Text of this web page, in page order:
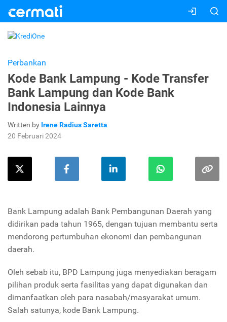
Perbankan
Kode Bank Lampung - Kode Transfer
Bank Lampung dan Kode Bank
Indonesia Lainnya
Written by Irene Radius Saretta
20 Februari 2024
Bank Lampung adalah Bank Pembangunan Daerah yang
didirikan pada tahun 1965, dengan tujuan membantu serta
mendorong pertumbuhan ekonomi dan pembangunan
daerah.
Oleh sebab itu, BPD Lampung juga menyediakan beragam
pilihan produk serta fasilitas yang dapat digunakan dan
dimanfaatkan oleh para nasabah/masyarakat umum.
Salah satunya, kode Bank Lampung.